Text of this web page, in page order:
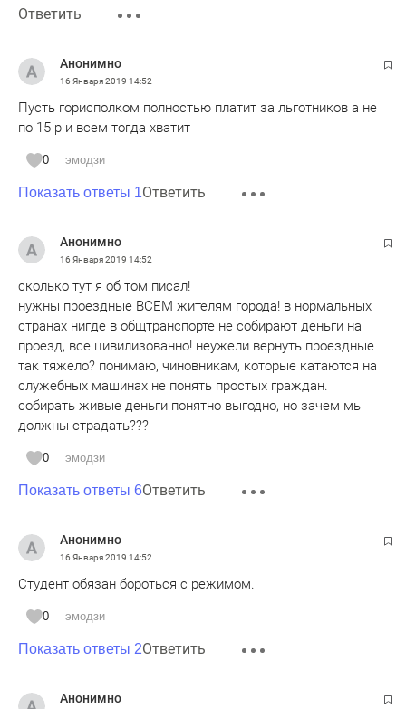
Ответить
Анонимно
16 Января 2019 14:52
Пусть горисполком полностью платит за льготников а не
по 15 р и всем тогда хватит
0 эмодзи
Показать ответы 1Ответить
Анонимно
16 Января 2019 14:52
сколько тут я об том писал!
нужны проездные ВСЕМ жителям города! в нормальных
странах нигде в общтранспорте не собирают деньги на
проезд, все цивилизованно! неужели вернуть проездные
так тяжело? понимаю, чиновникам, которые катаются на
служебных машинах не понять простых граждан.
собирать живые деньги понятно выгодно, но зачем мы
должны страдать???
0 эмодзи
Показать ответы 6Ответить
Анонимно
16 Января 2019 14:52
Студент обязан бороться с режимом.
0 эмодзи
Показать ответы 2Ответить
Анонимно